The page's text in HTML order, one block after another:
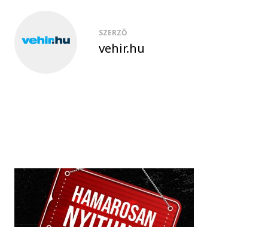
SZERZŐ
vehir.hu